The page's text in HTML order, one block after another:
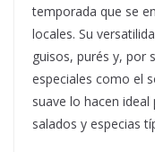
temporada que se
locales. Su
guisos, purés y, por
especiales como el
suave lo hacen
salados y especias